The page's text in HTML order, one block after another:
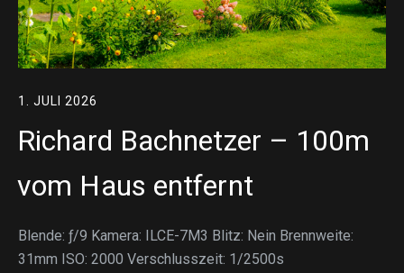
1. JULI 2026
Richard Bachnetzer – 100m
vom Haus entfernt
Blende: ƒ/9 Kamera: ILCE-7M3 Blitz: Nein Brennweite:
31mm ISO: 2000 Verschlusszeit: 1/2500s